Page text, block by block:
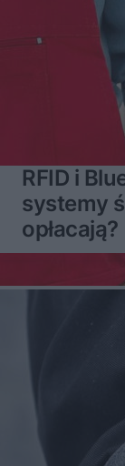
RFID i
systemy
opłacają?